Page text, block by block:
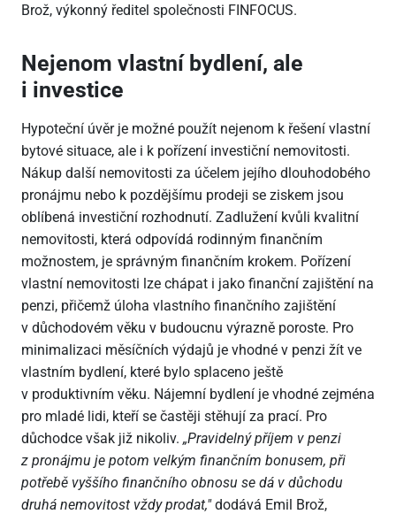
Brož, výkonný ředitel společnosti FINFOCUS.
Nejenom vlastní bydlení, ale
i investice
Hypoteční úvěr je možné použít nejenom k řešení vlastní
bytové situace, ale i k pořízení investiční nemovitosti.
Nákup další nemovitosti za účelem jejího dlouhodobého
pronájmu nebo k pozdějšímu prodeji se ziskem jsou
oblíbená investiční rozhodnutí. Zadlužení kvůli kvalitní
nemovitosti, která odpovídá rodinným finančním
možnostem, je správným finančním krokem. Pořízení
vlastní nemovitosti lze chápat i jako finanční zajištění na
penzi, přičemž úloha vlastního finančního zajištění
v důchodovém věku v budoucnu výrazně poroste. Pro
minimalizaci měsíčních výdajů je vhodné v penzi žít ve
vlastním bydlení, které bylo splaceno ještě
v produktivním věku. Nájemní bydlení je vhodné zejména
pro mladé lidi, kteří se častěji stěhují za prací. Pro
důchodce však již nikoliv. „Pravidelný příjem v penzi
z pronájmu je potom velkým finančním bonusem, při
potřebě vyššího finančního obnosu se dá v důchodu
druhá nemovitost vždy prodat,"dodává Emil Brož,